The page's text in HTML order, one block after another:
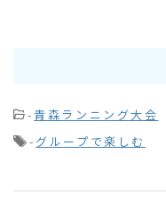
-青森ランニング大会
- グループで楽しむ